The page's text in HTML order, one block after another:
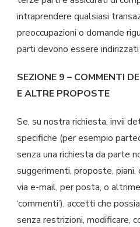
intraprendere qualsiasi
preoccupazioni o domande
parti devono essere
SEZIONE 9 – COMMENTI
E ALTRE PROPOSTE
Se, su nostra richiesta, invii
specifiche (per esempio
senza una richiesta da parte
suggerimenti, proposte,
via e-mail, per posta, o
‘commenti’), accetti che
senza restrizioni, modificare,